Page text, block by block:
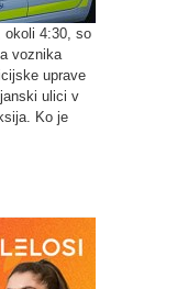
okoli 4:30, so
voznika
uprave
ulici v
Ko je